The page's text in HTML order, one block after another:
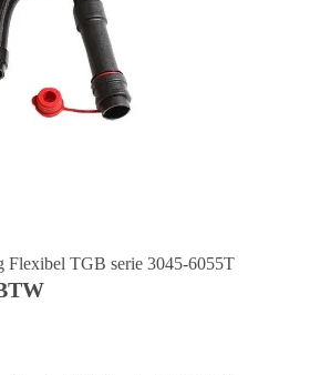
Flexibel TGB serie 3045-6055T